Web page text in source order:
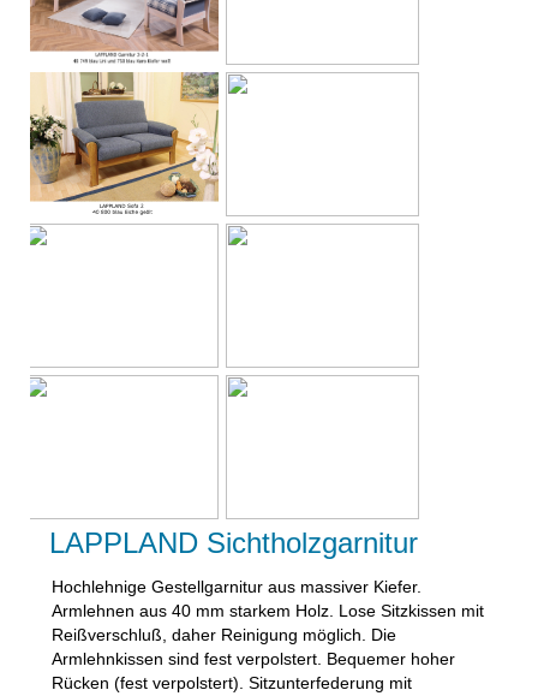
LAPPLAND Sichtholzgarnitur
Hochlehnige Gestellgarnitur aus massiver Kiefer.
Armlehnen aus 40 mm starkem Holz. Lose Sitzkissen mit
Reißverschluß, daher Reinigung möglich. Die
Armlehnkissen sind fest verpolstert. Bequemer hoher
Rücken (fest verpolstert). Sitzunterfederung mit